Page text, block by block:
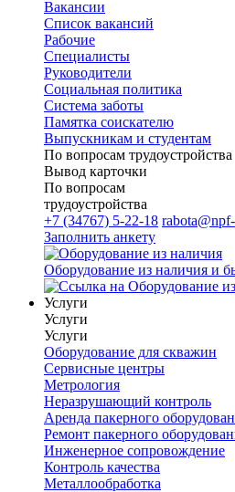
Вакансии
Список вакансий
Рабочие
Специалисты
Руководители
Cоциальная политика
Система заботы
Памятка соискателю
Выпускникам и студентам
По вопросам трудоустройства
Вывод карточки
По вопросам
трудоустройства
+7 (34767) 5-22-18
Заполнить анкету
Оборудование из наличия и
Услуги
Услуги
Услуги
Оборудование для скважин
Сервисные центры
Метрология
Неразрушающий контроль
Аренда пакерного
Ремонт пакерного
Инженерное сопровождение
Контроль качества
Металлообработка